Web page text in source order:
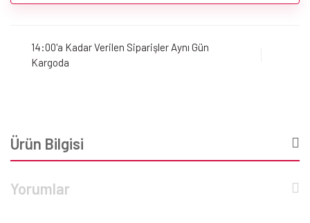
14:00'a Kadar Verilen Siparişler Aynı Gün
Kargoda
Ürün Bilgisi
Yorumlar